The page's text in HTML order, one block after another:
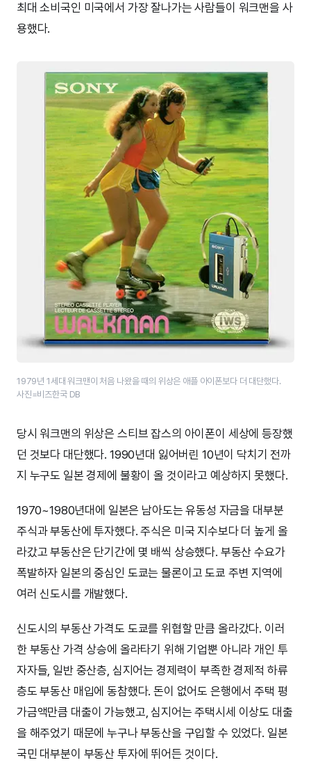
최대 소비국인 미국에서 가장 잘나가는 사람들이 워크맨을 사
용했다.
1979년 1세대 워크맨이 처음 나왔을 때의 위상은 애플 아이폰보다 더 대단했다.
사진=비즈한국 DB
당시 워크맨의 위상은 스티브 잡스의 아이폰이 세상에 등장했
던 것보다 대단했다. 1990년대 잃어버린 10년이 닥치기 전까
지 누구도 일본 경제에 불황이 올 것이라고 예상하지 못했다.
1970~1980년대에 일본은 남아도는 유동성 자금을 대부분
주식과 부동산에 투자했다. 주식은 미국 지수보다 더 높게 올
라갔고 부동산은 단기간에 몇 배씩 상승했다. 부동산 수요가
폭발하자 일본의 중심인 도쿄는 물론이고 도쿄 주변 지역에
여러 신도시를 개발했다.
신도시의 부동산 가격도 도쿄를 위협할 만큼 올라갔다. 이러
한 부동산 가격 상승에 올라타기 위해 기업뿐 아니라 개인 투
자자들, 일반 중산층, 심지어는 경제력이 부족한 경제적 하류
층도 부동산 매입에 동참했다. 돈이 없어도 은행에서 주택 평
가금액만큼 대출이 가능했고, 심지어는 주택시세 이상도 대출
을 해주었기 때문에 누구나 부동산을 구입할 수 있었다. 일본
국민 대부분이 부동산 투자에 뛰어든 것이다.